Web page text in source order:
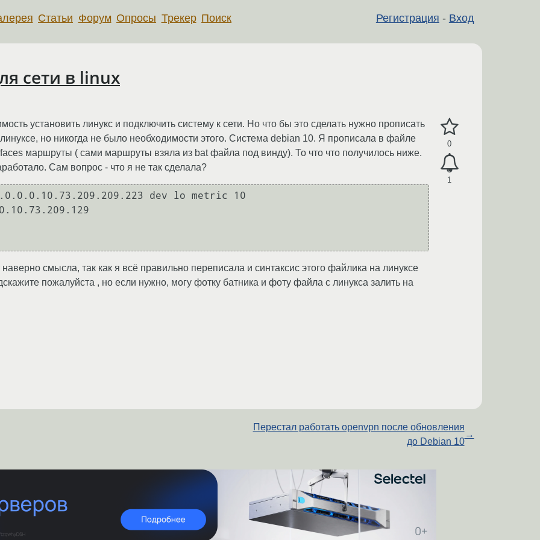
Регистрация - Вход
Статьи Форум Опросы Трекер Поиск
сети в linux
0
1
установить линукс и подключить систему к сети. Но что бы это сделать нужно прописать
но никогда не было необходимости этого. Система debian 10. Я прописала в файле
маршруты ( сами маршруты взяла из bat файла под винду). То что что получилось ниже.
Сам вопрос - что я не так сделала?
dev lo metric 10
смысла, так как я всё правильно переписала и синтаксис этого файлика на линуксе
пожалуйста , но если нужно, могу фотку батника и фоту файла с линукса залить на
Перестал работать openvpn после обновления
до Debian 10
→